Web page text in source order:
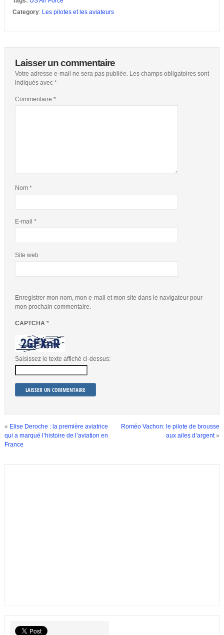
Category: Les pilotes et les aviateurs
Laisser un commentaire
Votre adresse e-mail ne sera pas publiée. Les champs obligatoires sont
indiqués avec *
Commentaire *
Nom *
E-mail *
Site web
Enregistrer mon nom, mon e-mail et mon site dans le navigateur pour
mon prochain commentaire.
CAPTCHA *
Saisissez le texte affiché ci-dessus:
« Elise Deroche : la première aviatrice
qui a marqué l’histoire de l’aviation en
France
Roméo Vachon: le pilote de brousse
aux ailes d’argent»